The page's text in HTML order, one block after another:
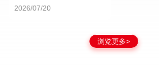
2026/07/20
浏览更多>